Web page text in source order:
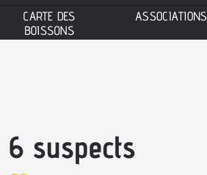
CARTE DES
BOISSONS
ASSOCIATIONS
6 suspects